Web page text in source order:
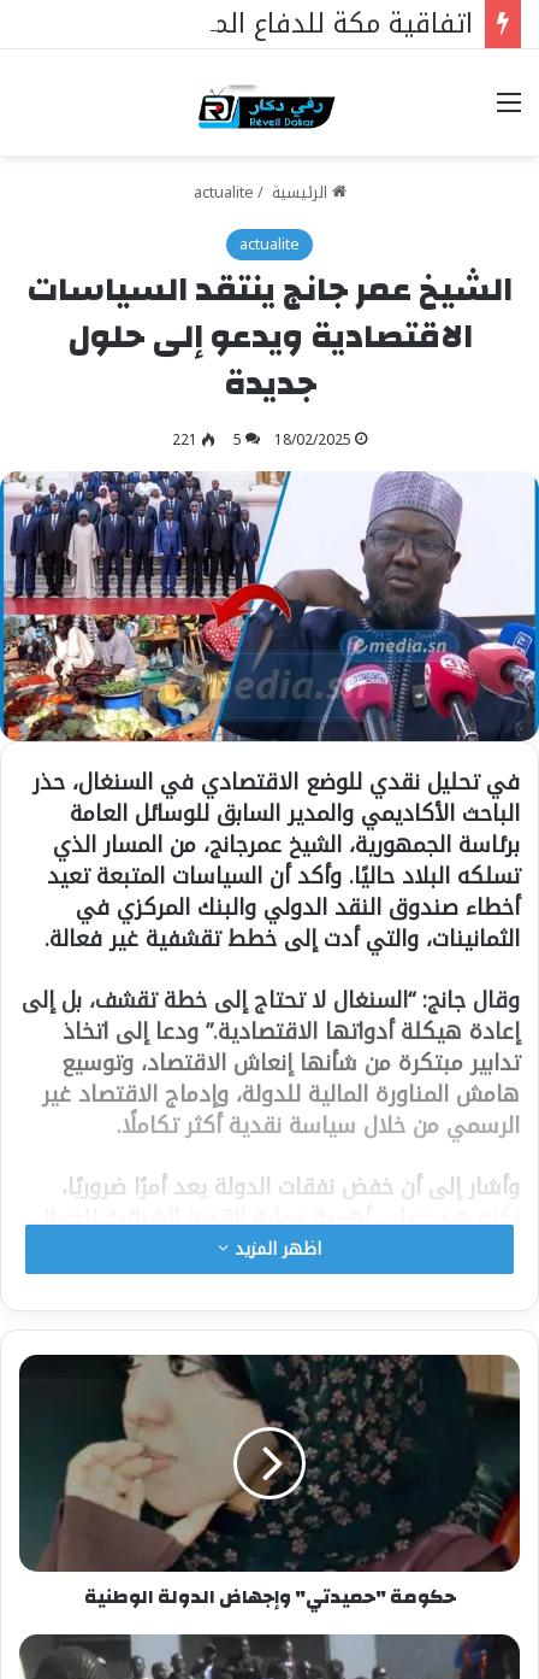
خيارات
الرئيسية /
actualite
actualite
الشيخ عمر جانج ينتقد السياسات
الاقتصادية ويدعو إلى حلول
جديدة
18/02/2025
5
221
في تحليل نقدي للوضع الاقتصادي في السنغال، حذر
الباحث الأكاديمي والمدير السابق للوسائل العامة
برئاسة الجمهورية، الشيخ عمرجانج، من المسار الذي
تسلكه البلاد حاليًا. وأكد أن السياسات المتبعة تعيد
أخطاء صندوق النقد الدولي والبنك المركزي في
الثمانينات، والتي أدت إلى خطط تقشفية غير فعالة.
وقال جانج:“السنغال لا تحتاج إلى خطة تقشف، بل إلى
إعادة هيكلة أدواتها الاقتصادية.”ودعا إلى اتخاذ
تدابير مبتكرة من شأنها إنعاش الاقتصاد، وتوسيع
هامش المناورة المالية للدولة، وإدماج الاقتصاد غير
الرسمي من خلال سياسة نقدية أكثر تكاملًا.
وأشار إلى أن خفض نفقات الدولة يعد أمرًا ضروريًا،
لكنه شدد على أهمية حماية القدرة الشرائية للعمال،
“الرواتب مقدسة”، داعيًا إلى التخلص من
الوكالات غير الضرورية، وتحسين إدارة الميزانيات
التشغيلية، واسترداد الأموال العامة التي تم الاستيلاء
عليها بطرق غير قانونية.
كما أكد أن الحل يكمن في التنسيق الفعّال بين
السياسات المصرفية والضريبية والنقدية والمالية،
لضمان إدارة أكثر كفاءة وعدالة للموارد الوطنية.
شارك هذا الموضوع:
فيس بوك X
معجب بهذه:
اظهر المزيد
‏حكومة "حميدتي" وإجهاض الدولة الوطنية